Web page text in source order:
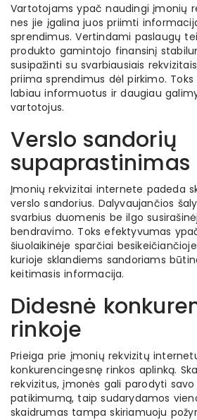
Vartotojams ypač naudingi įmonių
nes jie įgalina juos priimti
sprendimus. Vertindami paslaugų
produkto gamintojo finansinį
susipažinti su svarbiausiais
priima sprendimus dėl pirkimo.
labiau informuotus ir daugiau
vartotojus.
Verslo sandorių
supaprastinimas
Įmonių rekvizitai internete padeda
verslo sandorius. Dalyvaujančios
svarbius duomenis be ilgo
bendravimo. Toks efektyvumas
šiuolaikinėje sparčiai
kurioje sklandiems sandoriams
keitimasis informacija.
Didesnė
rinkoje
Prieiga prie įmonių rekvizitų
konkurencingesnę rinkos aplinką.
rekvizitus, įmonės gali parodyti
patikimumą, taip sudarydamos
skaidrumas tampa skiriamuoju